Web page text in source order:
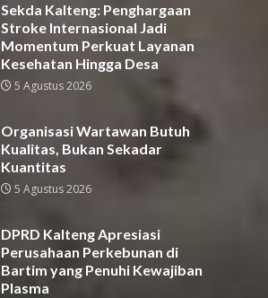
Sekda Kalteng: Penghargaan
Stroke Internasional Jadi
Momentum Perkuat Layanan
Kesehatan Hingga Desa
5 Agustus 2026
Organisasi Wartawan Butuh
Kualitas, Bukan Sekadar
Kuantitas
5 Agustus 2026
DPRD Kalteng Apresiasi
Perusahaan Perkebunan di
Bartim yang Penuhi Kewajiban
Plasma